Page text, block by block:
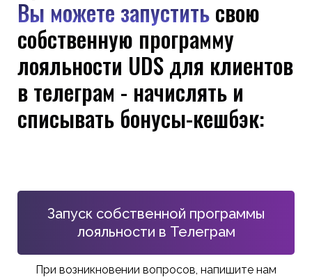
Вы можете запуститьсвою
собственную программу
лояльности UDS для клиентов
в телеграм - начислять и
списывать бонусы-кешбэк:
Запуск собственной программы
лояльности в Телеграм
При возникновении вопросов, напишите нам